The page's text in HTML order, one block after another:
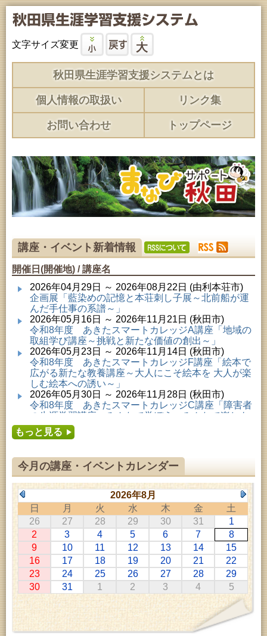
文字サイズ変更
秋田県生涯学習支援システムとは
個人情報の取扱い リンク集
お問い合わせ トップページ
講座・イベント新着情報
開催日(開催地) / 講座名
2026年04月29日 ～ 2026年08月22日 (由利本荘市)
企画展「藍染めの記憶と本荘刺し子展～北前船が運
んだ手仕事の系譜～」
2026年05月16日 ～ 2026年11月21日 (秋田市)
令和8年度 あきたスマートカレッジA講座「地域の
取組学び講座～挑戦と新たな価値の創出～」
2026年05月23日 ～ 2026年11月14日 (秋田市)
令和8年度 あきたスマートカレッジF講座「絵本で
広がる新たな教養講座～大人にこそ絵本を 大人が楽
しむ絵本への誘い～」
2026年05月30日 ～ 2026年11月28日 (秋田市)
令和8年度 あきたスマートカレッジC講座「障害者
の生涯学習講座～みんなで学ぼう、みんなで楽しも
う～」
2026年06月02日 ～ 2026年11月30日 (秋田市)
2026年06月06日 ～ 2026年10月17日 (秋田市)
令和8年度 あきたスマートカレッジD講座「防災講
座～自助力と共助力を高める～」
2026年06月27日 ～ 2026年09月05日 (秋田市)
令和8年度 あきたスマートカレッジB講座「熟議フ
ァシリテーター講座 ～熟議をつくろう！～」
2026年07月01日 ～ 2026年09月23日 (仙北市)
千葉克介写真展 ～自然の息吹～
2026年07月11日 ～ 2026年08月30日 (秋田市)
特別展「わけあって絶滅しました。展」
2026年07月14日 ～ 2026年08月23日 (秋田市)
子どもの読書活動推進事業「夏休みは図書館へ行こ
う－みんなの読みたい！知りたい！学びたい！をお
手伝いします－」（資料展示）
2026年07月25日 ～ 2026年09月06日 (美郷町)
美郷町学友館特別展「加藤明見 森に生きるツキノワ
グマ～1年の記録～」
もっと見る
今月の講座・イベントカレンダー
2026年8月
日
月 火 水 木 金
土
26
27 28 29 30 31
1
2
3 4 5 6 7
8
9
10 11 12 13 14
15
16
17 18 19 20 21
22
23
24 25 26 27 28
29
30
31 1 2 3 4 5